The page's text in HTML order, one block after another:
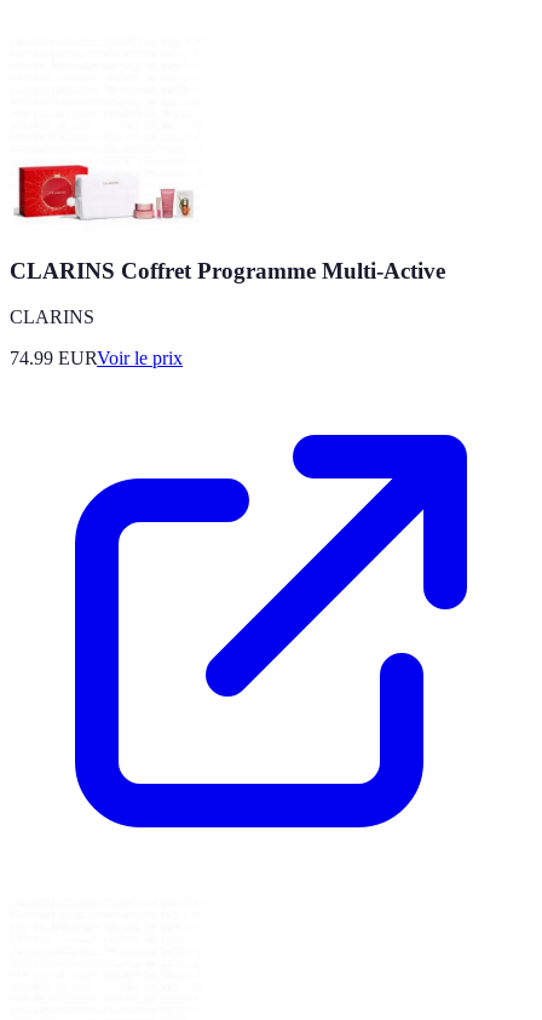
CLARINS Coffret Programme Multi-Active
CLARINS
74.99 EURVoir le prix